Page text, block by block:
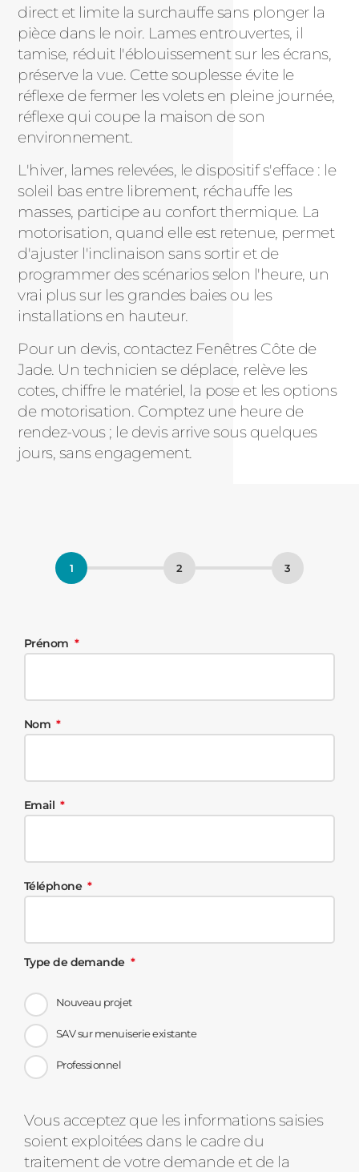
direct et limite la surchauffe sans plonger la
pièce dans le noir. Lames entrouvertes, il
tamise, réduit l'éblouissement sur les écrans,
préserve la vue. Cette souplesse évite le
réflexe de fermer les volets en pleine journée,
réflexe qui coupe la maison de son
environnement.
L'hiver, lames relevées, le dispositif s'efface : le
soleil bas entre librement, réchauffe les
masses, participe au confort thermique. La
motorisation, quand elle est retenue, permet
d'ajuster l'inclinaison sans sortir et de
programmer des scénarios selon l'heure, un
vrai plus sur les grandes baies ou les
installations en hauteur.
Pour un devis, contactez Fenêtres Côte de
Jade. Un technicien se déplace, relève les
cotes, chiffre le matériel, la pose et les options
de motorisation. Comptez une heure de
rendez-vous ; le devis arrive sous quelques
jours, sans engagement.
Prénom
Nom
Email
Téléphone
Type de demande
Nouveau projet
SAV sur menuiserie existante
Professionnel
Message
d'état
Vous acceptez que les informations saisies
soient exploitées dans le cadre du
traitement de votre demande et de la